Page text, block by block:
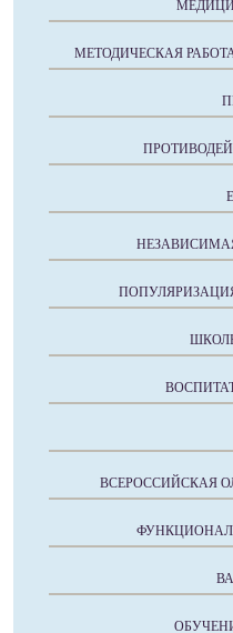
МЕТОДИЧЕСКАЯ
ПОПУЛЯРИЗАЦИЯ
ВСЕРОССИЙСКАЯ